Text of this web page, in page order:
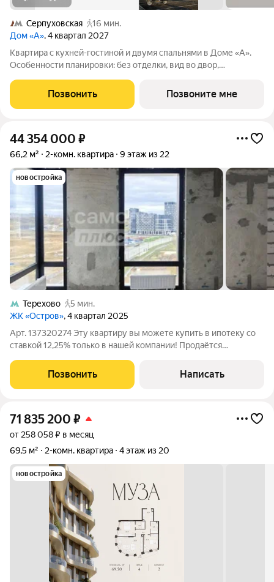
Серпуховская
16 мин.
Дом «А», 4 квартал 2027
Квартира с кухней-гостиной и двумя спальнями в Доме «А».
Особенности планировки: без отделки, вид во двор,
постирочная, разнесённые спальни. Срок сдачи IV кв. 2027
Дом А - проект от застройщика
Позвонить Позвоните мне
44 354 000 ₽
66,2 м² 2-комн. квартира 9 этаж из 22
новостройка
Терехово
5 мин.
ЖК «Остров», 4 квартал 2025
Арт. 137320274 Эту квартиру вы можете купить в ипотеку со
ставкой 12,25% только в нашей компании! Продаётся
«Остров»! Адрес: квартал «Остров 6», корпус 6, секция 2.
Общая площадь: 66,2 м. Год
Позвонить Написать
71 835 200 ₽
от 258 058 ₽ в месяц
69,5 м²
2-комн. квартира 4 этаж из 20
новостройка